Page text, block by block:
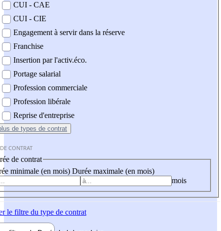
CUI - CAE
CUI - CIE
Engagement à servir dans la réserve
Franchise
Insertion par l'activ.éco.
Portage salarial
Profession commerciale
Profession libérale
Reprise d'entreprise
de types de contrat
CONTRAT
de contrat
minimale (en mois) Durée maximale (en mois)
mois
le filtre du type de contrat